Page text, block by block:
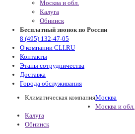
Москва и обл.
Калуга
Обнинск
Бесплатный звонок по России
8 (495) 132-47-05
О компании CLI.RU
Контакты
Этапы сотрудничества
Доставка
Города обслуживания
Климатическая компанияМосква
Москва и обл.
Калуга
Обнинск